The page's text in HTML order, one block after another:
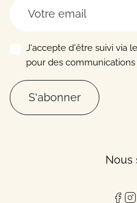
J'accepte d'être suivi via
pour des communications
S'abonner
Nous